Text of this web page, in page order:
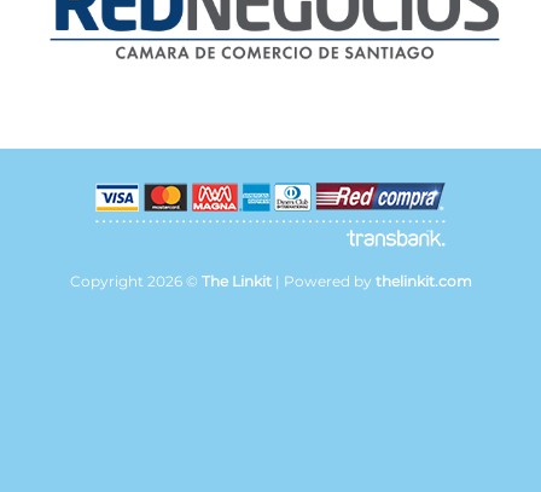
Copyright 2026 © The Linkit| Powered by thelinkit.com